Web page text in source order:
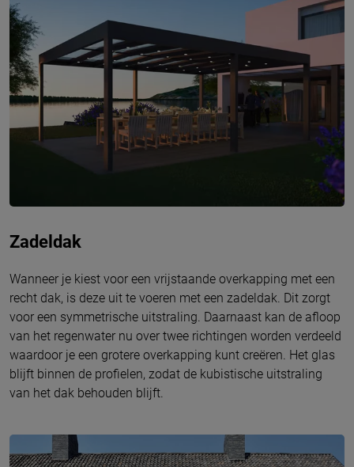
Zadeldak
Wanneer je kiest voor een vrijstaande overkapping met een
recht dak, is deze uit te voeren met een zadeldak. Dit zorgt
voor een symmetrische uitstraling. Daarnaast kan de afloop
van het regenwater nu over twee richtingen worden verdeeld
waardoor je een grotere overkapping kunt creëren. Het glas
blijft binnen de profielen, zodat de kubistische uitstraling
van het dak behouden blijft.